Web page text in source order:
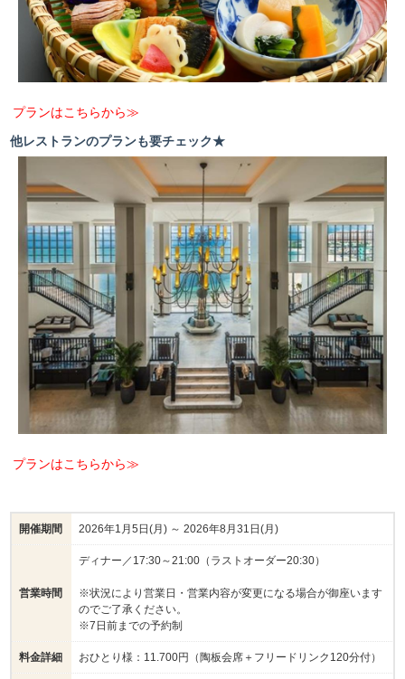
プランはこちらから≫
他レストランのプランも要チェック★
プランはこちらから≫
開催期間 2026年1月5日(月) ～ 2026年8月31日(月)
営業時間
ディナー／17:30～21:00（ラストオーダー20:30）
※状況により営業日・営業内容が変更になる場合が御座います
のでご了承ください。
※7日前までの予約制
料金詳細 おひとり様：11.700円（陶板会席＋フリードリンク120分付）